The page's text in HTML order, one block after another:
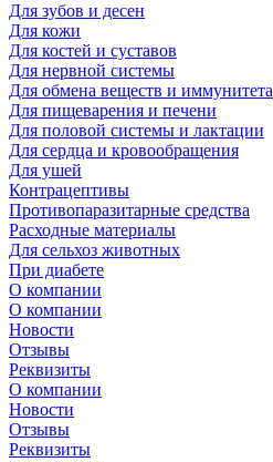
Для зубов и десен
Для кожи
Для костей и суставов
Для нервной системы
Для обмена веществ и иммунитета
Для пищеварения и печени
Для половой системы и лактации
Для сердца и кровообращения
Для ушей
Контрацептивы
Противопаразитарные средства
Расходные материалы
Для сельхоз животных
При диабете
О компании
О компании
Новости
Отзывы
Реквизиты
О компании
Новости
Отзывы
Реквизиты